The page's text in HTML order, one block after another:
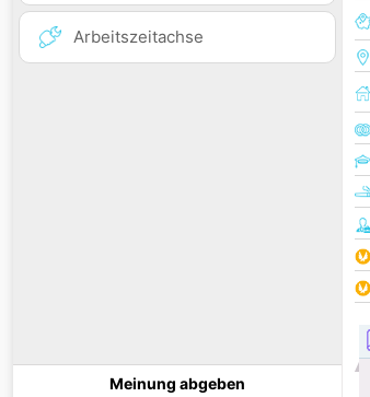
Arbeitszeitachse
Meinung abgeben